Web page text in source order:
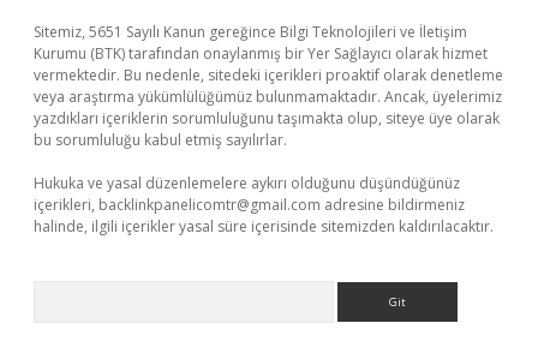
Sitemiz, 5651 Sayılı Kanun gereğince Bilgi Teknolojileri ve İletişim
Kurumu (BTK) tarafından onaylanmış bir Yer Sağlayıcı olarak hizmet
vermektedir. Bu nedenle, sitedeki içerikleri proaktif olarak denetleme
veya araştırma yükümlülüğümüz bulunmamaktadır. Ancak, üyelerimiz
yazdıkları içeriklerin sorumluluğunu taşımakta olup, siteye üye olarak
bu sorumluluğu kabul etmiş sayılırlar.
Hukuka ve yasal düzenlemelere aykırı olduğunu düşündüğünüz
içerikleri, backlinkpanelicomtr@gmail.com adresine bildirmeniz
halinde, ilgili içerikler yasal süre içerisinde sitemizden kaldırılacaktır.